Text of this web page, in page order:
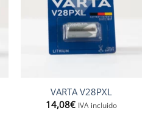
VARTA V28PXL
14,08€ IVA incluido